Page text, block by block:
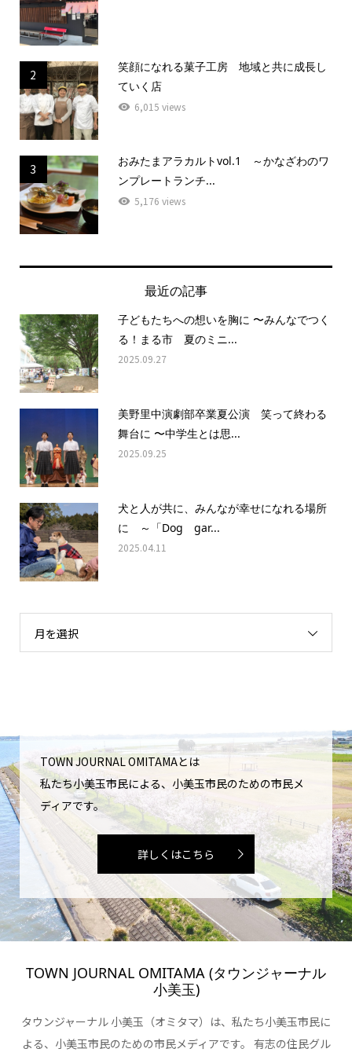
2
笑顔になれる菓子工房 地域と共に成長し
ていく店
6,015 views
3
おみたまアラカルトvol.1 ～かなざわのワ
ンプレートランチ...
5,176 views
最近の記事
子どもたちへの想いを胸に 〜みんなでつく
る！まる市 夏のミニ...
2025.09.27
美野里中演劇部卒業夏公演 笑って終わる
舞台に 〜中学生とは思...
2025.09.25
犬と人が共に、みんなが幸せになれる場所
に ～「Dog gar...
2025.04.11
月を選択
TOWN JOURNAL OMITAMAとは
私たち小美玉市民による、小美玉市民のための市民メ
ディアです。
詳しくはこちら
TOWN JOURNAL OMITAMA (タウンジャーナル
小美玉)
タウンジャーナル 小美玉（オミタマ）は、私たち小美玉市民に
よる、小美玉市民のための市民メディアです。 有志の住民グル